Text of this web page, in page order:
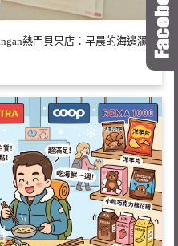
熱門貝果店：早晨的海邊瀰